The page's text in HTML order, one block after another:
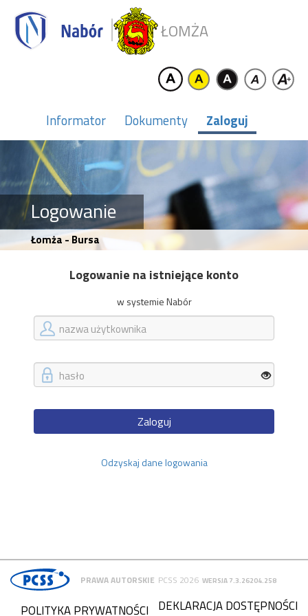
ŁOMŻA
Informator Dokumenty Zaloguj
Logowanie
Łomża - Bursa
Logowanie na istniejące konto
w systemie Nabór
Zaloguj
Odzyskaj dane logowania
PRAWA AUTORSKIE PCSS 2026 WERSJA 7.3.26204.258
DEKLARACJA DOSTĘPNOŚCI
POLITYKA PRYWATNOŚCI